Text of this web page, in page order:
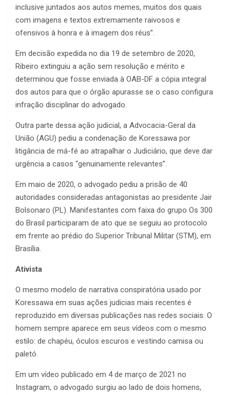
inclusive juntados aos autos memes, muitos dos quais
com imagens e textos extremamente raivosos e
ofensivos à honra e à imagem dos réus”.
Em decisão expedida no dia 19 de setembro de 2020,
Ribeiro extinguiu a ação sem resolução e mérito e
determinou que fosse enviada à OAB-DF a cópia integral
dos autos para que o órgão apurasse se o caso configura
infração disciplinar do advogado.
Outra parte dessa ação judicial, a Advocacia-Geral da
União (AGU) pediu a condenação de Koressawa por
litigância de má-fé ao atrapalhar o Judiciário, que deve dar
urgência a casos “genuinamente relevantes”.
Em maio de 2020, o advogado pediu a prisão de 40
autoridades consideradas antagonistas ao presidente Jair
Bolsonaro (PL). Manifestantes com faixa do grupo Os 300
do Brasil participaram de ato que se seguiu ao protocolo
em frente ao prédio do Superior Tribunal Militar (STM), em
Brasília.
Ativista
O mesmo modelo de narrativa conspiratória usado por
Koressawa em suas ações judicias mais recentes é
reproduzido em diversas publicações nas redes sociais. O
homem sempre aparece em seus vídeos com o mesmo
estilo: de chapéu, óculos escuros e vestindo camisa ou
paletó.
Em um vídeo publicado em 4 de março de 2021 no
Instagram, o advogado surgiu ao lado de dois homens,